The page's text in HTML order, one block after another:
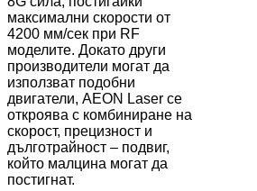
максимални скорости от
4200 мм/сек при RF
моделите. Докато други
производители могат да
използват подобни
двигатели, AEON Laser се
откроява с комбиниране на
скорост, прецизност и
дълготрайност – подвиг,
който малцина могат да
постигнат.